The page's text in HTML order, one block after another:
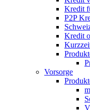
Kredit
P2P
Kredit
Vorsorge